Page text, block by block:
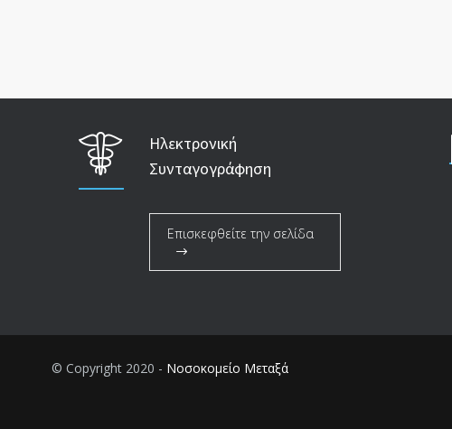
Ηλεκτρονική
Συνταγογράφηση
Επισκεφθείτε την σελίδα
© Copyright 2020 - Νοσοκομείο Μεταξά